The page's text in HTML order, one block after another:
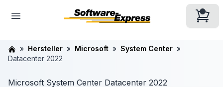
Hersteller Microsoft
System Center
Datacenter 2022
Microsoft System Center Datacenter 2022